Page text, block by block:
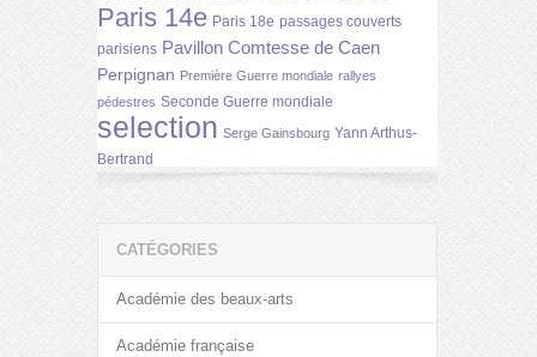
Paris 14e Paris 18e passages couverts
parisiens Pavillon Comtesse de Caen
Perpignan Première Guerre mondiale rallyes
pédestres Seconde Guerre mondiale
selection Serge Gainsbourg Yann Arthus-
Bertrand
CATÉGORIES
Académie des beaux-arts
Académie française